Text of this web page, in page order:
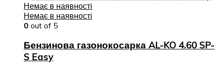
Немає в наявності
Немає в наявності
0 out of 5
Бензинова газонокосарка AL-KO 4.60 SP-
S Easy